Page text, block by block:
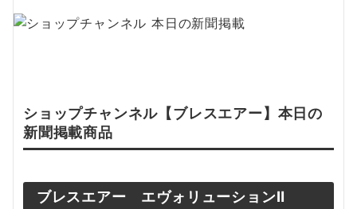
ショップチャンネル【ブレスエアー】本日の
新聞掲載商品
ブレスエアー エヴォリューションⅡ